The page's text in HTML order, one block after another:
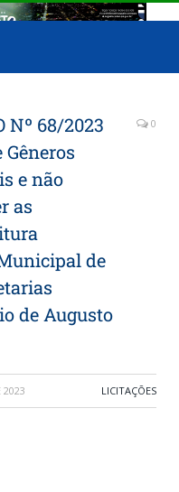
Nº 68/2023
e não
as
de
de Augusto
0
2023 LICITAÇÕES